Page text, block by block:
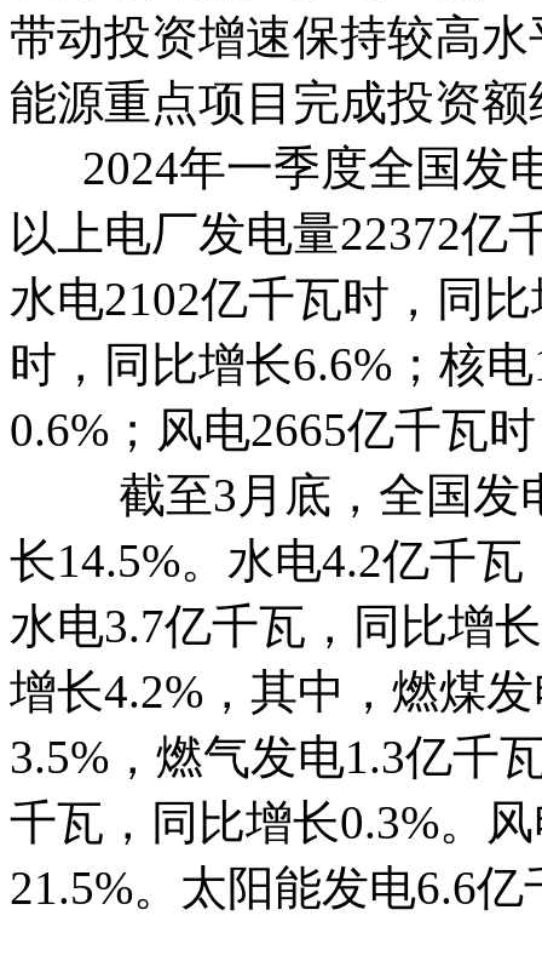
带动投资增速保持较高
能源重点项目完成投资
2024年一季度全国发
以上电厂发电量22372亿
水电2102亿千瓦时，同
时，同比增长6.6%；核
0.6%；风电2665亿千瓦
截至3月底，全国发电
长14.5%。水电4.2亿千
水电3.7亿千瓦，同比增
增长4.2%，其中，燃煤
3.5%，燃气发电1.3亿千
千瓦，同比增长0.3%。
21.5%。太阳能发电6.6